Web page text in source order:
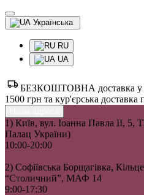
Українська
RU
UA
БЕЗКОШТОВНА доставка у
1500 грн та кур'єрська доставка
1) Київ, вул. Іоанна Павла II, 5,
Палац України)
10:00-20:00
2) Софіївська Борщагівка,
“Столичний”, МАФ 14
9:00-17:30